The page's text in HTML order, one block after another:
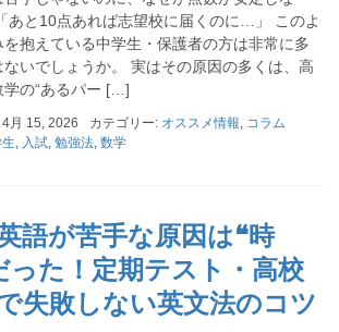
あと10点あれば志望校に届くのに…」 このよ
を抱えている中学生・保護者の方は非常に多
ないでしょうか。 実はその原因の多くは、高
学の“あるパー […]
月 15, 2026 カテゴリー: オススメ情報, コラム
, 入試, 勉強法, 数学
語が苦手な原因は❝時
った！定期テスト・高校
失敗しない英文法のコツ